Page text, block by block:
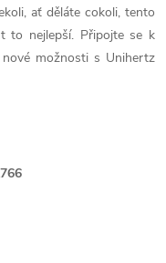
ať děláte cokoli, tento
to nejlepší. Připojte se k
možnosti s Unihertz